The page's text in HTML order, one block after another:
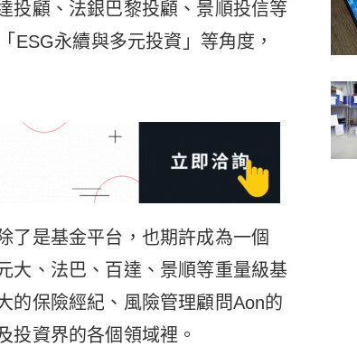
投顧、法銀巴黎投顧、景順投信等
ESG永續與多元投資」等角度，
了是基金平台，也期許成為一個
大、法巴、百達、景順等重量級基
的保險經紀、風險管理顧問Aon的
投資界的各個領域裡。